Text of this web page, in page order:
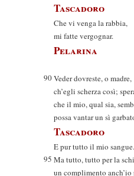
Tascadoro
Che vi venga la rabbia,
mi fatte vergognar.
Pelarina
(Bel
90Veder dovreste, o madre,
ch’egli scherza così;
che il mio, qual sia,
possa vantar un sì
Tascadoro
E pur tutto il mio
95 Ma tutto, tutto per la
un complimento